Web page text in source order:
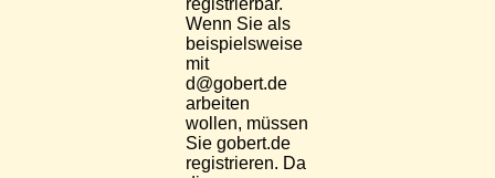
registrierbar.
Wenn Sie als
beispielsweise
mit
d@gobert.de
arbeiten
wollen, müssen
Sie gobert.de
registrieren. Da